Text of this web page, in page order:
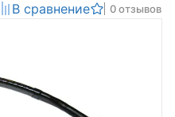
В сравнение 0 отзывов
и ваш аккаунт